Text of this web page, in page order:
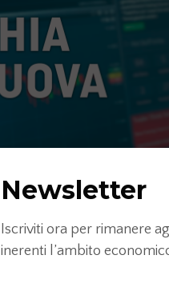
Newsletter
Iscriviti ora per rimanere
inerenti l’ambito